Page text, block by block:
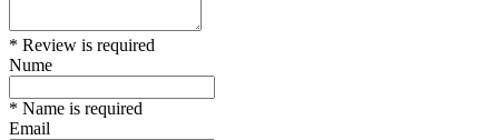
* Review is required
Nume
* Name is required
Email